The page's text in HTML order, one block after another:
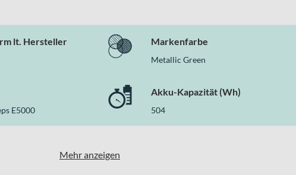
lt. Hersteller Markenfarbe
Metallic Green
E5000
Akku-Kapazität (Wh)
504
Mehr anzeigen